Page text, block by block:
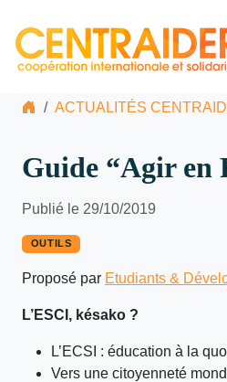
ACTUALITÉS
Guide “Agir en
Publié le 29/10/2019
OUTILS
Proposé par Etudiants &
L’ESCI, késako ?
L’ECSI : éducation à la
Vers une citoyenneté